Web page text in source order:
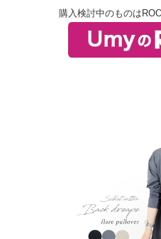
購入検討中のものは